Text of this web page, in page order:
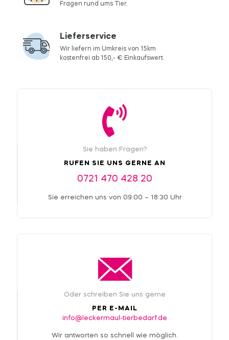
Fragen rund ums Tier.
Lieferservice
Wir liefern im Umkreis von 15km
kostenfrei ab 150,- € Einkaufswert.
Sie haben Fragen?
RUFEN SIE UNS GERNE AN
0721 470 428 20
Sie erreichen uns von 09:00 – 18:30 Uhr
Oder schreiben Sie uns gerne
PER E-MAIL
info@leckermaul-tierbedarf.de
Wir antworten so schnell wie möglich.